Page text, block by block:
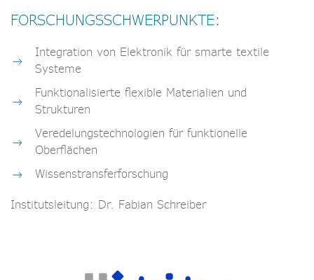
FORSCHUNGSSCHWERPUNKTE:
Integration von Elektronik für smarte textile
Systeme
Funktionalisierte flexible Materialien und
Strukturen
Veredelungstechnologien für funktionelle
Oberflächen
Wissenstransferforschung
Institutsleitung: Dr. Fabian Schreiber